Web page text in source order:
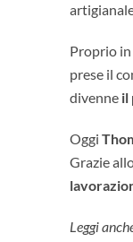
Proprio in
prese il
divenne il
Oggi
Grazie
Leggi